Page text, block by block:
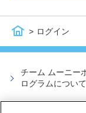
ログイン
チーム ムーニー
ログラムについて